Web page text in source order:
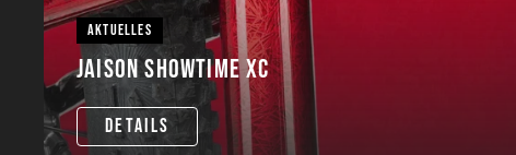
AKTUELLES
JAISON SHOWTIME XC
DETAILS